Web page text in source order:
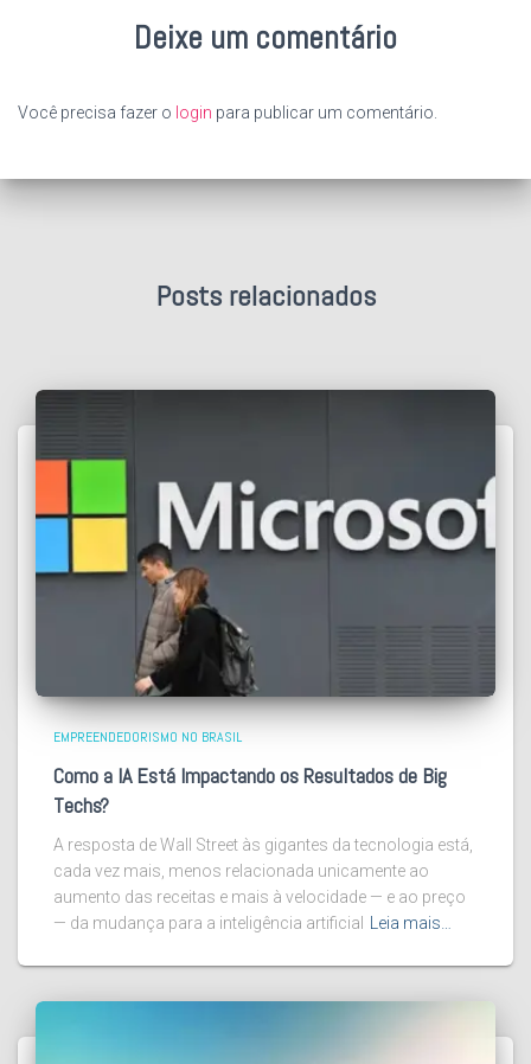
Deixe um comentário
Você precisa fazer o login para publicar um comentário.
Posts relacionados
EMPREENDEDORISMO NO BRASIL
Como a IA Está Impactando os Resultados de Big
Techs?
A resposta de Wall Street às gigantes da tecnologia está,
cada vez mais, menos relacionada unicamente ao
aumento das receitas e mais à velocidade — e ao preço
— da mudança para a inteligência artificial
Leia mais…